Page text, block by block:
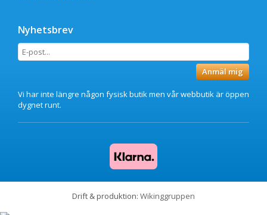
Nyhetsbrev
Anmäl mig
Vi har inte längre någon fysisk butik men vår webbutik är öppen
dygnet runt.
Drift & produktion: Wikinggruppen